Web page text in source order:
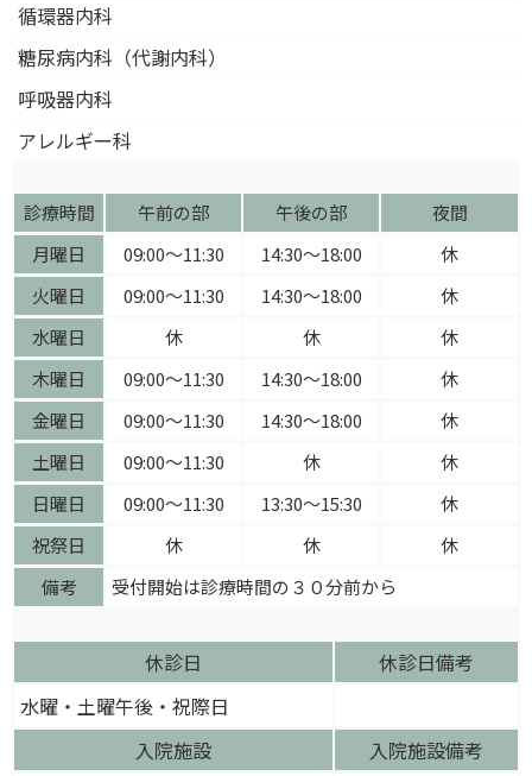
循環器内科
糖尿病内科（代謝内科）
呼吸器内科
アレルギー科
診療時間 午前の部 午後の部
夜間
月曜日
09:00〜11:30 14:30〜18:00
休
火曜日
09:00〜11:30 14:30〜18:00
休
水曜日
休 休
休
木曜日
09:00〜11:30 14:30〜18:00
休
金曜日
09:00〜11:30 14:30〜18:00
休
土曜日
09:00〜11:30 休
休
日曜日
09:00〜11:30 13:30〜15:30
休
祝祭日
休 休
休
備考
受付開始は診療時間の３０分前から
休診日
休診日備考
水曜・土曜午後・祝際日
入院施設
入院施設備考